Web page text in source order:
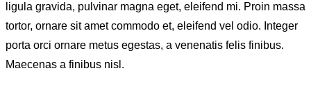
ligula gravida, pulvinar magna eget, eleifend mi. Proin massa
tortor, ornare sit amet commodo et, eleifend vel odio. Integer
porta orci ornare metus egestas, a venenatis felis finibus.
Maecenas a finibus nisl.